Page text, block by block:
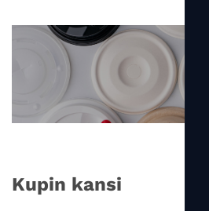
päätöksenteossa tarjoamalla kaikki
arvioinnit eduista ja haitoista.
analyysimme ja merkitä lopullinen
Kupin kansi